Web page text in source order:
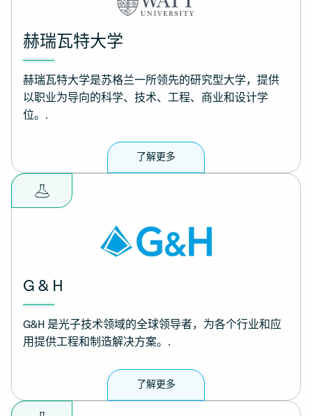
赫瑞瓦特大学
赫瑞瓦特大学是苏格兰一所领先的研究型大学，提供
以职业为导向的科学、技术、工程、商业和设计学
位。.
了解更多
G & H
G&H 是光子技术领域的全球领导者，为各个行业和应
用提供工程和制造解决方案。.
了解更多